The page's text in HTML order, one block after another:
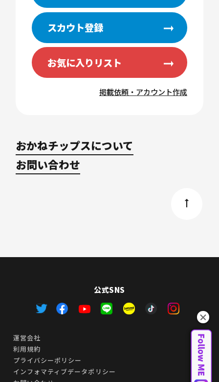
スカウト登録
お気に入りリスト
掲載依頼・アカウント作成
おかねチップスについて
お問い合わせ
公式SNS
運営会社
利用規約
プライバシーポリシー
インフォマティブデータポリシー